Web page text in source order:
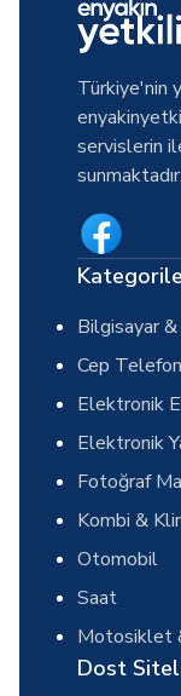
Türkiye'nin
servislerin
sunmaktadır.
Bilgisayar
Cep
Elektronik
Elektronik
Fotoğraf
Kombi &
Otomobil
Saat
Motosiklet
Dost